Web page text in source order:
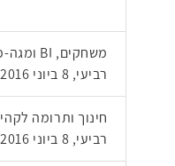
משחקים, BI ומגה-פרויקטים
רביעי, 8 ביוני 2016, 13:00
חינוך ותרומה
רביעי, 8 ביוני 2016, 12:20